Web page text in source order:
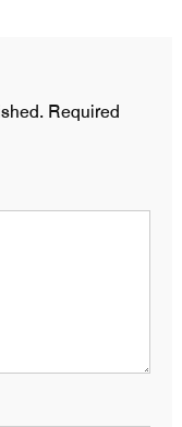
Required